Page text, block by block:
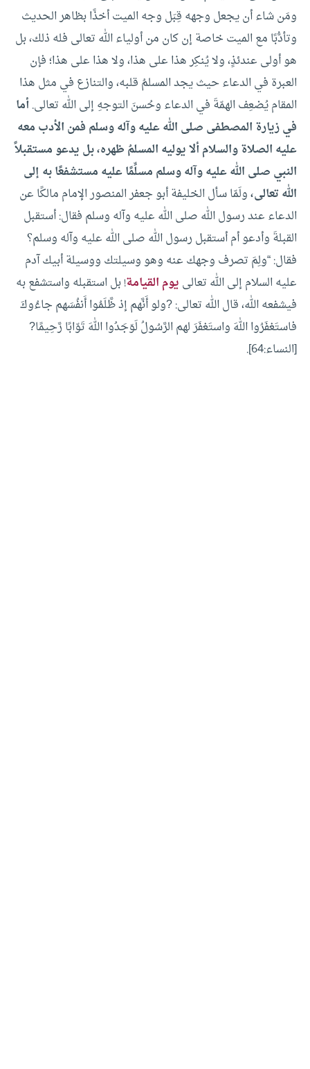
ومَن شاء أن يجعل وجهه قِبَل وجه الميت أخذًا بظاهر الحديث
وتأدُّبًا مع الميت خاصة إن كان من أولياء الله تعالى فله ذلك، بل
هو أولى عندئذٍ، ولا يُنكِر هذا على هذا، ولا هذا على هذا؛ فإن
العبرة في الدعاء حيث يجد المسلمُ قلبه، والتنازع في مثل هذا
المقام يُضعِف الهمّةَ في الدعاء وحُسنَ التوجهِ إلى الله تعالى. أما
في زيارة المصطفى صلى الله عليه وآله وسلم فمن الأدب معه
عليه الصلاة والسلام ألا يوليه المسلمُ ظهره، بل يدعو مستقبلاً
النبي صلى الله عليه وآله وسلم مسلِّمًا عليه مستشفعًا به إلى
الله تعالى،ولَمّا سأل الخليفة أبو جعفر المنصور الإمام مالكًا عن
الدعاء عند رسول الله صلى الله عليه وآله وسلم فقال: أستقبل
القبلةَ وأدعو أم أستقبل رسول الله صلى الله عليه وآله وسلم؟
فقال: “ولِمَ تصرف وجهك عنه وهو وسيلتك ووسيلة أبيك آدم
عليه السلام إلى الله تعالى يوم القيامة! بل استقبله واستشفع به
فيشفعه الله، قال الله تعالى: ?ولو أَنَّهم إذ ظَّلَمُوا أَنفُسَهم جاءُوكَ
فاستَغفَرُوا اللهَ واستَغفَرَ لهم الرَّسُولُ لَوَجَدُوا اللهَ تَوّابًا رَّحِيمًا?
[النساء:64].